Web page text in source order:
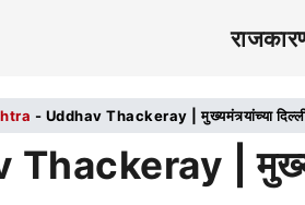
- Uddhav Thackeray | मुख्यमंत्र्यांच्या दिल्ली
|